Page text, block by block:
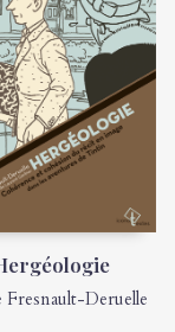
Fresnault-Deruelle